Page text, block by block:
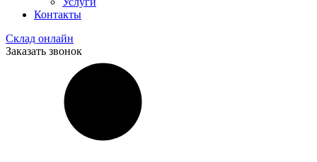
Контакты
Склад онлайн
Заказать звонок